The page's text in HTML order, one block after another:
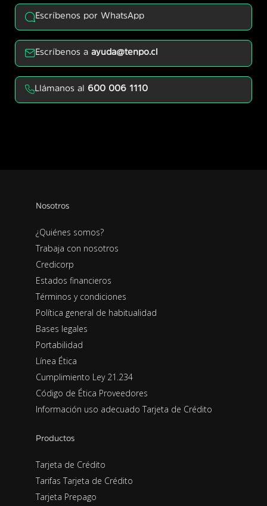
Escríbenos por WhatsApp
Escríbenos aayuda@tenpo.cl
Llámanos al 600 006 1110
Nosotros
¿Quiénes somos?
Trabaja con nosotros
Credicorp
Estados financieros
Términos y condiciones
Política general de habitualidad
Bases legales
Portabilidad
Línea Ética
Cumplimiento Ley 21.234
Código de Ética Proveedores
Información uso adecuado Tarjeta de Crédito
Productos
Tarjeta de Crédito
Tarifas Tarjeta de Crédito
Tarjeta Prepago